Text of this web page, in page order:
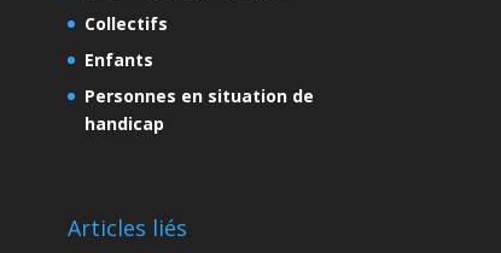
Collectifs
Enfants
Personnes en situation de
handicap
Articles liés